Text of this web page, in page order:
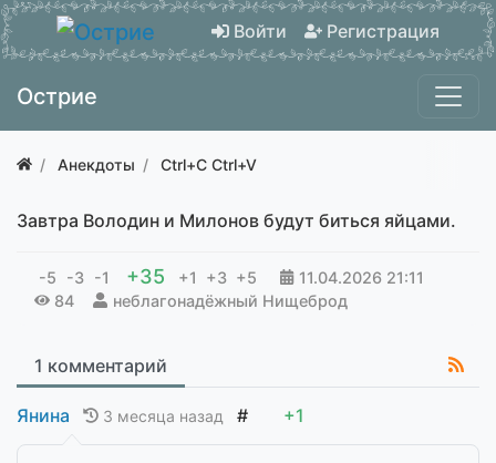
Войти Регистрация
Острие
Анекдоты Ctrl+C Ctrl+V
Завтра Володин и Милонов будут биться яйцами.
-5 -3 -1 +35 +1 +3 +5 11.04.2026 21:11
84
неблагонадёжный Нищеброд
1 комментарий
Янина 3 месяца назад # +1